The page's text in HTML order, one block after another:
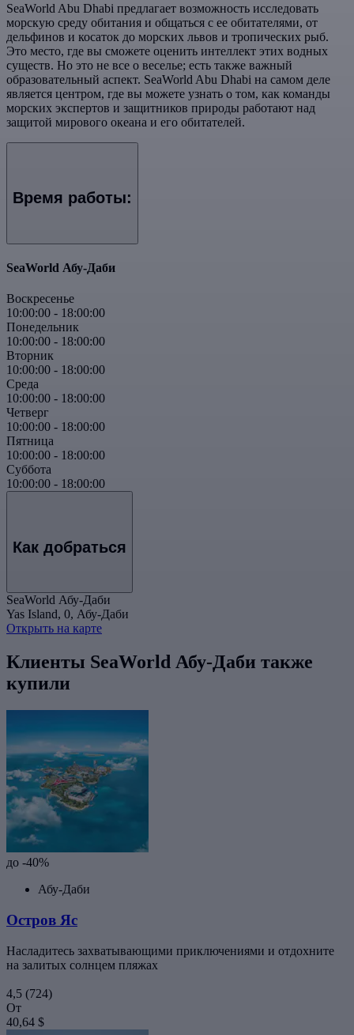
SeaWorld Abu Dhabi предлагает возможность исследовать
морскую среду обитания и общаться с ее обитателями, от
дельфинов и косаток до морских львов и тропических рыб.
Это место, где вы сможете оценить интеллект этих водных
существ. Но это не все о веселье; есть также важный
образовательный аспект. SeaWorld Abu Dhabi на самом деле
является центром, где вы можете узнать о том, как команды
морских экспертов и защитников природы работают над
защитой мирового океана и его обитателей.
Время работы:
SeaWorld Абу-Даби
Воскресенье
10:00:00 - 18:00:00
Понедельник
10:00:00 - 18:00:00
Вторник
10:00:00 - 18:00:00
Среда
10:00:00 - 18:00:00
Четверг
10:00:00 - 18:00:00
Пятница
10:00:00 - 18:00:00
Суббота
10:00:00 - 18:00:00
Как добраться
SeaWorld Абу-Даби
Yas Island, 0, Абу-Даби
Открыть на карте
Клиенты SeaWorld Абу-Даби также
купили
до -40%
Абу-Даби
Остров Яс
Насладитесь захватывающими приключениями и отдохните
на залитых солнцем пляжах
4,5 (724)
От
40,64 $